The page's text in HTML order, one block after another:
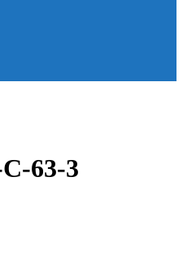
63-3